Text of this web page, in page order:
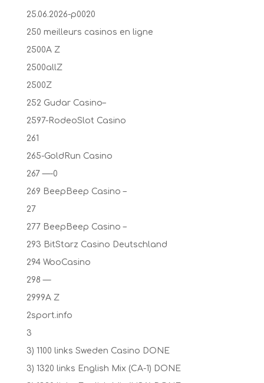
25.06.2026-p0020
250 meilleurs casinos en ligne
2500A Z
2500allZ
2500Z
252 Gudar Casino–
2597-RodeoSlot Casino
261
265-GoldRun Casino
267 —-0
269 BeepBeep Casino –
27
277 BeepBeep Casino –
293 BitStarz Casino Deutschland
294 WooCasino
298 —
2999A Z
2sport.info
3
3) 1100 links Sweden Casino DONE
3) 1320 links English Mix (CA-1) DONE